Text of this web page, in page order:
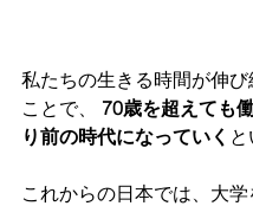
私たちの生きる時間が伸び
ことで、 70歳を超えても
り前の時代になっていく と
これからの日本では、大